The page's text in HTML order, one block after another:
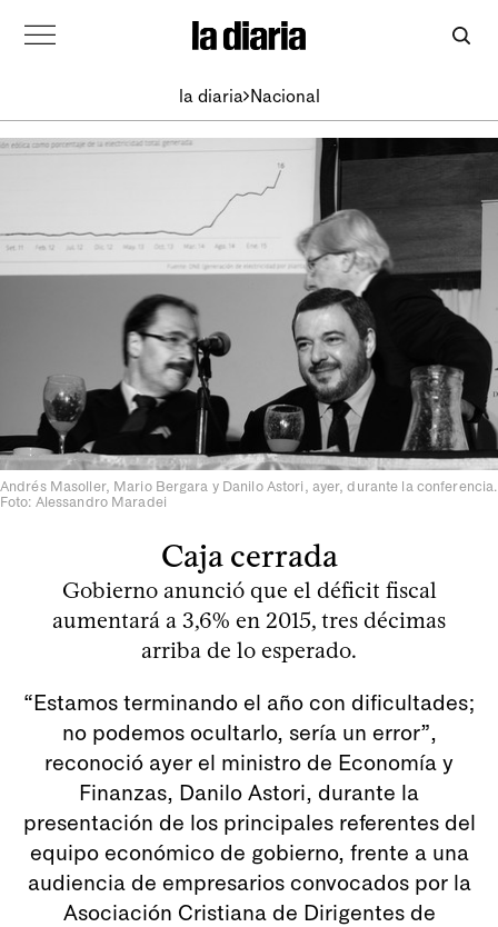
la diaria Nacional
Andrés Masoller, Mario Bergara y Danilo Astori, ayer, durante la conferencia.
Foto: Alessandro Maradei
Caja cerrada
Gobierno anunció que el déficit fiscal
aumentará a 3,6% en 2015, tres décimas
arriba de lo esperado.
“Estamos terminando el año con dificultades;
no podemos ocultarlo, sería un error”,
reconoció ayer el ministro de Economía y
Finanzas, Danilo Astori, durante la
presentación de los principales referentes del
equipo económico de gobierno, frente a una
audiencia de empresarios convocados por la
Asociación Cristiana de Dirigentes de